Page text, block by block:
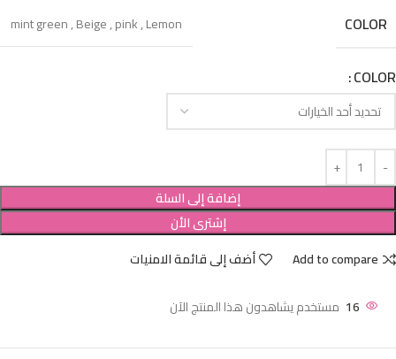
COLOR
mint green,Beige,pink,Lemon
COLOR
إضافة إلى السلة
إشترى الأن
Add to compare
أضف إلى قائمة الامنيات
16 مستخدم يشاهدون هذا المنتج الآن